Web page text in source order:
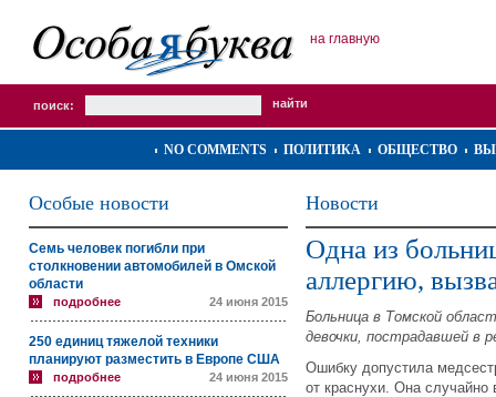
на главную
поиск:
NO COMMENTS ПОЛИТИКА ОБЩЕСТВО
Особые новости
Семь человек погибли при
столкновении автомобилей в Омской
области
подробнее 24 июня 2015
250 единиц тяжелой техники
планируют разместить в Европе США
подробнее 24 июня 2015
Новости
Одна из
аллергию,
Больница в Томской
девочки, пострадавшей в
Ошибку допустила
от краснухи. Она случайно